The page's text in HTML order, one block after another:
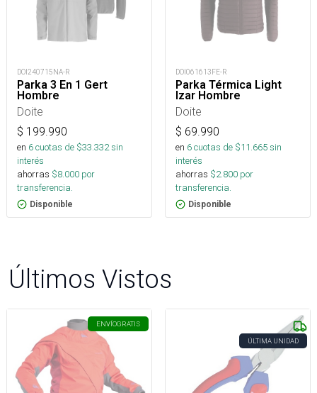
DOI240715NA-R
Parka 3 En 1 Gert
Hombre
Doite
$ 199.990
en 6cuotas de $33.332sin
interés
ahorras $8.000 por
transferencia.
Disponible
DOI061613FE-R
Parka Térmica Light
Izar Hombre
Doite
$ 69.990
en 6cuotas de $11.665sin
interés
ahorras $2.800 por
transferencia.
Disponible
Últimos Vistos
ENVÍOGRATIS
ÚLTIMA UNIDAD